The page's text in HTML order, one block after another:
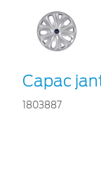
Capac
1803887